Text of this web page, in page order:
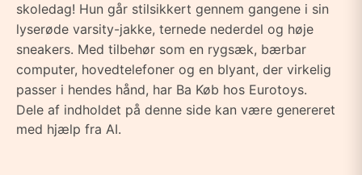
skoledag! Hun går stilsikkert gennem gangene i sin
lyserøde varsity-jakke, ternede nederdel og høje
sneakers. Med tilbehør som en rygsæk, bærbar
computer, hovedtelefoner og en blyant, der virkelig
passer i hendes hånd, har Ba Køb hos Eurotoys.
Dele af indholdet på denne side kan være genereret
med hjælp fra AI.